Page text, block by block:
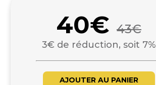
40€ 43€
3€ de réduction, soit 7%
AJOUTER AU PANIER